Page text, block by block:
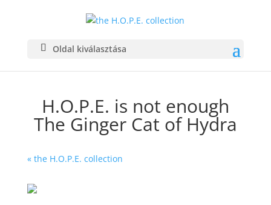
Oldal kiválasztása
H.O.P.E. is not enough
The Ginger Cat of Hydra
« the H.O.P.E. collection